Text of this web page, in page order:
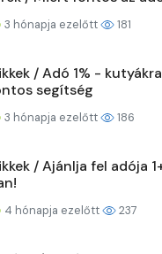
3 hónapja ezelőtt 181
/ Adó 1% -
segítség
3 hónapja ezelőtt 186
/ Ajánlja fel adója
4 hónapja ezelőtt 237